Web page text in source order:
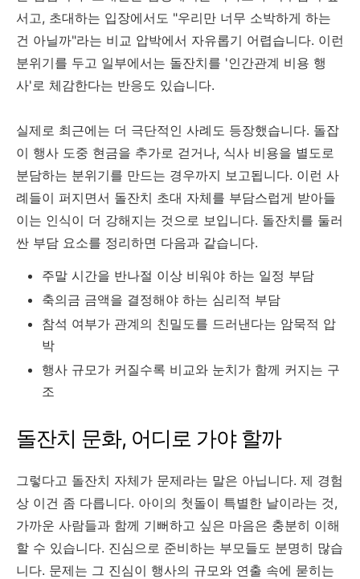
서고, 초대하는 입장에서도 "우리만 너무 소박하게 하는
건 아닐까"라는 비교 압박에서 자유롭기 어렵습니다. 이런
분위기를 두고 일부에서는 돌잔치를 '인간관계 비용 행
사'로 체감한다는 반응도 있습니다.
실제로 최근에는 더 극단적인 사례도 등장했습니다. 돌잡
이 행사 도중 현금을 추가로 걷거나, 식사 비용을 별도로
분담하는 분위기를 만드는 경우까지 보고됩니다. 이런 사
례들이 퍼지면서 돌잔치 초대 자체를 부담스럽게 받아들
이는 인식이 더 강해지는 것으로 보입니다. 돌잔치를 둘러
싼 부담 요소를 정리하면 다음과 같습니다.
주말 시간을 반나절 이상 비워야 하는 일정 부담
축의금 금액을 결정해야 하는 심리적 부담
참석 여부가 관계의 친밀도를 드러낸다는 암묵적 압
박
행사 규모가 커질수록 비교와 눈치가 함께 커지는 구
조
돌잔치 문화, 어디로 가야 할까
그렇다고 돌잔치 자체가 문제라는 말은 아닙니다. 제 경험
상 이건 좀 다릅니다. 아이의 첫돌이 특별한 날이라는 것,
가까운 사람들과 함께 기뻐하고 싶은 마음은 충분히 이해
할 수 있습니다. 진심으로 준비하는 부모들도 분명히 많습
니다. 문제는 그 진심이 행사의 규모와 연출 속에 묻히는